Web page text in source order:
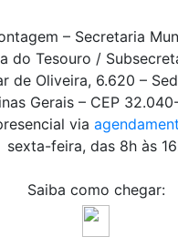
– Secretaria
do Tesouro /
de Oliveira, 6.620 –
Gerais – CEP
via
sexta-feira, das 8h às
Saiba como chegar: